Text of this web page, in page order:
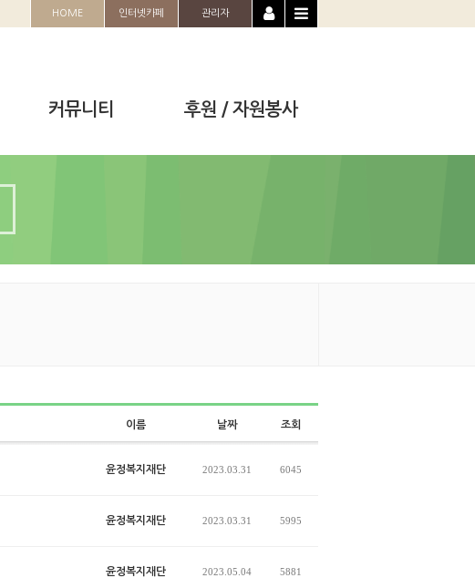
HOME 인터넷카페 관리자
커뮤니티 후원 / 자원봉사
이름 날짜 조회
윤정복지재단 2023.03.31 6045
윤정복지재단 2023.03.31 5995
윤정복지재단 2023.05.04 5881